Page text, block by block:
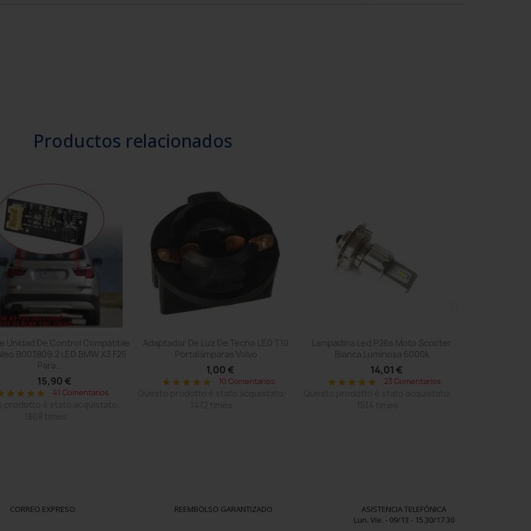
Productos relacionados
Vista rápida
Unidad De Control Compatible
B003809.2 LED BMW X3 F25
Para...
15,90 €
star star star star 41 Comentarios
Vista rápida
Adaptador De Luz De Techo LED T10
Portalámparas Volvo
1,00 €
star star star star star 10 Comentarios
 Vista rápida
Lampadina Led P26s Moto Scooter
Bianca Luminosa 6000k
14,01 €
star star star star star 23 Comentarios
CORREO EXPRESO REEMBOLSO GARANTIZADO
ASISTENCIA TELEFÓNICA
Lun. Vie. - 09/13 - 15.30/17.30